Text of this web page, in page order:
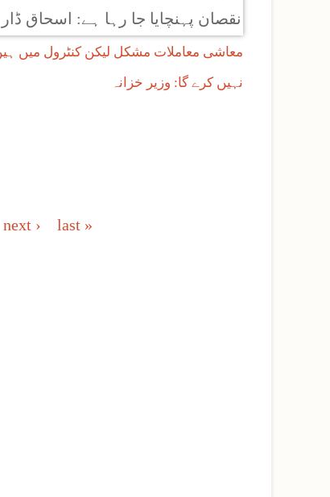
معاشی معاملات مشکل لیکن کنٹرول میں
نہیں کرے گا: وزیر خزانہ
next › last »